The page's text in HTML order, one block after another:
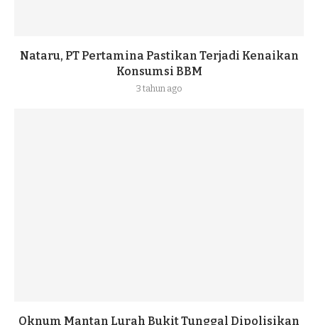
Nataru, PT Pertamina Pastikan Terjadi Kenaikan
Konsumsi BBM
3 tahun ago
Oknum Mantan Lurah Bukit Tunggal Dipolisikan